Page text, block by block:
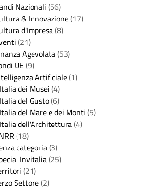
Nazionali (56)
& Innovazione(17)
d'Impresa(8)
(21)
Agevolata(53)
UE(9)
Artificiale(1)
dei Musei (4)
del Gusto(6)
del Mare e dei Monti (5)
dell'Architettura(4)
(18)
categoria(3)
Invitalia(25)
(21)
Settore(2)